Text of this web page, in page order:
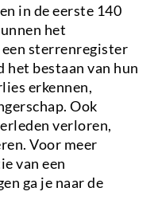
in de eerste 140
het
sterrenregister
het bestaan van hun
erkennen,
Ook
verloren,
Voor meer
van een
ga je naar de